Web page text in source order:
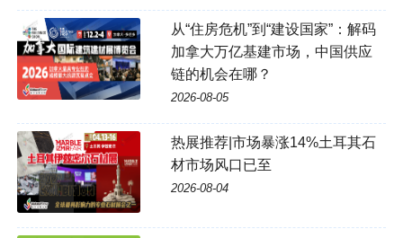
从“住房危机”到“建设国家”：解码
加拿大万亿基建市场，中国供应
链的机会在哪？
2026-08-05
热展推荐|市场暴涨14%土耳其石
材市场风口已至
2026-08-04